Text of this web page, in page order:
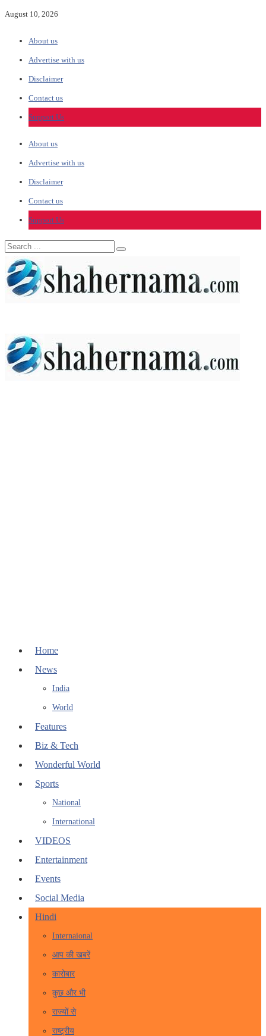
August 10, 2026
About us
Advertise with us
Disclaimer
Contact us
Support Us
About us
Advertise with us
Disclaimer
Contact us
Support Us
Home
News
India
World
Features
Biz & Tech
Wonderful World
Sports
National
International
VIDEOS
Entertainment
Events
Social Media
Hindi
Internaional
आप की खबरें
कारोबार
कुछ और भी
राज्यों से
राष्ट्रीय